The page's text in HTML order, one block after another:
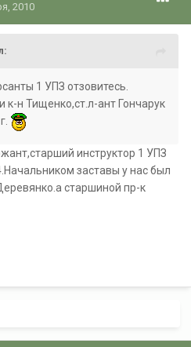
2010
1 УПЗ отзовитесь.
н Тищенко,ст.л-ант Гончарук
инструктор 1 УПЗ
заставы у нас был
старшиной пр-к